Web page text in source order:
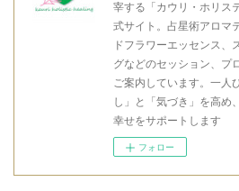
宰する「カウリ・ホリス
式サイト。占星術アロマ
ドフラワーエッセンス、
グなどのセッション、プ
ご案内しています。一人
し」と「気づき」を高め
幸せをサポートします
フォロー